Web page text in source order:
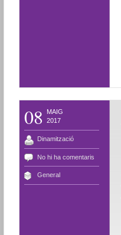
08
MAIG
2017
Dinamització
No hi ha comentaris
General